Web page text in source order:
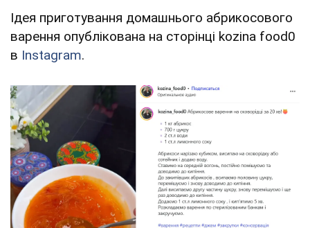
Ідея приготування домашнього абрикосового
варення опублікована на сторінці kozina food0
в Instagram.